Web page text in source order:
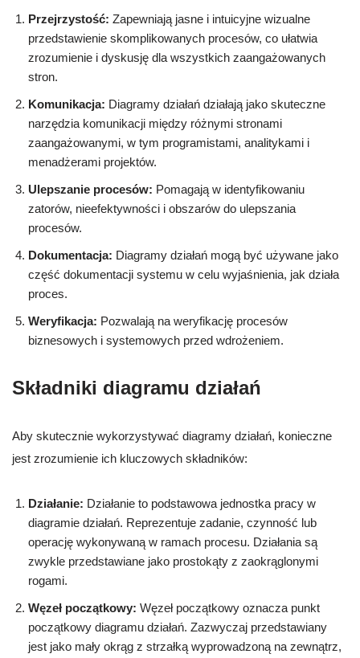
Przejrzystość: Zapewniają jasne i intuicyjne wizualne
przedstawienie skomplikowanych procesów, co ułatwia
zrozumienie i dyskusję dla wszystkich zaangażowanych
stron.
Komunikacja: Diagramy działań działają jako skuteczne
narzędzia komunikacji między różnymi stronami
zaangażowanymi, w tym programistami, analitykami i
menadżerami projektów.
Ulepszanie procesów: Pomagają w identyfikowaniu
zatorów, nieefektywności i obszarów do ulepszania
procesów.
Dokumentacja: Diagramy działań mogą być używane jako
część dokumentacji systemu w celu wyjaśnienia, jak działa
proces.
Weryfikacja: Pozwalają na weryfikację procesów
biznesowych i systemowych przed wdrożeniem.
Składniki diagramu działań
Aby skutecznie wykorzystywać diagramy działań, konieczne
jest zrozumienie ich kluczowych składników:
Działanie: Działanie to podstawowa jednostka pracy w
diagramie działań. Reprezentuje zadanie, czynność lub
operację wykonywaną w ramach procesu. Działania są
zwykle przedstawiane jako prostokąty z zaokrąglonymi
rogami.
Węzeł początkowy: Węzeł początkowy oznacza punkt
początkowy diagramu działań. Zazwyczaj przedstawiany
jest jako mały okrąg z strzałką wyprowadzoną na zewnątrz,